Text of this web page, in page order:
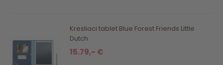
Kresliaci tablet Blue Forest Friends Little
Dutch
15.79,- €